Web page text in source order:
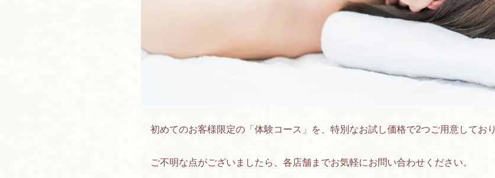
初めてのお客様限定の「体験コース」を、特別なお試し価格で2つご用意しており
ご不明な点がございましたら、各店舗までお気軽にお問い合わせください。